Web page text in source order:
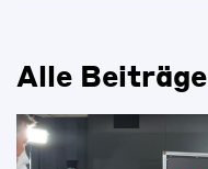
Alle Beiträge